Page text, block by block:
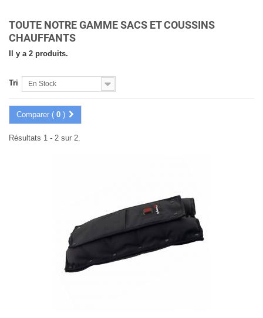
TOUTE NOTRE GAMME SACS ET COUSSINS
CHAUFFANTS
Il y a 2 produits.
Tri En Stock
Comparer ( 0 )
Résultats 1 - 2 sur 2.